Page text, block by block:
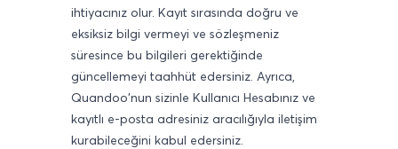
ihtiyacınız olur. Kayıt sırasında doğru ve
eksiksiz bilgi vermeyi ve sözleşmeniz
süresince bu bilgileri gerektiğinde
güncellemeyi taahhüt edersiniz. Ayrıca,
Quandoo'nun sizinle Kullanıcı Hesabınız ve
kayıtlı e-posta adresiniz aracılığıyla iletişim
kurabileceğini kabul edersiniz.